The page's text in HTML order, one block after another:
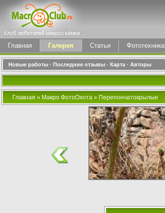
Главная Галерея Статьи Фототехника
Новые работы · Последние отзывы · Карта · Авторы
Главная » Макро ФотоОхота» Перепончатокрылые